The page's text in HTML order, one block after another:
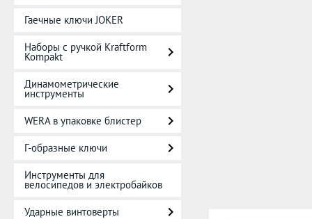
Гаечные ключи JOKER
Наборы с ручкой Kraftform
Kompakt
Динамометрические
инструменты
WERA в упаковке блистер
Г-образные ключи
Инструменты для
велосипедов и электробайков
Ударные винтоверты